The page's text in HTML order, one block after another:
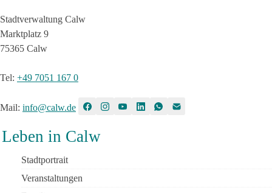
Stadtverwaltung Calw
Marktplatz 9
75365 Calw
Tel: +49 7051 167 0
Mail: info@calw.de
Leben in Calw
Stadtportrait
Veranstaltungen